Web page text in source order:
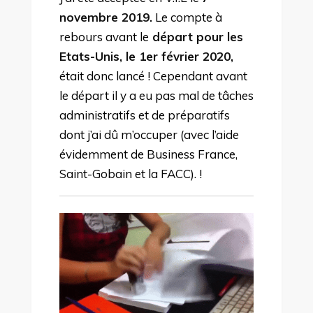
novembre 2019.Le compte à
rebours avant le départ pour les
Etats-Unis, le 1er février 2020,
était donc lancé ! Cependant avant
le départ il y a eu pas mal de tâches
administratifs et de préparatifs
dont j’ai dû m’occuper (avec l’aide
évidemment de Business France,
Saint-Gobain et la FACC). !